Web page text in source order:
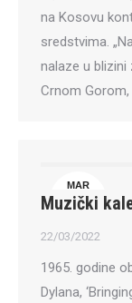
na Kosovu
sredstvima.
nalaze u blizini
Crnom
MAR
22
Muzički
22/03/2022
1965. godine
Dylana,